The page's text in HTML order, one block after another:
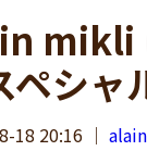
mikli
ペシャ
18 20:16 ｜